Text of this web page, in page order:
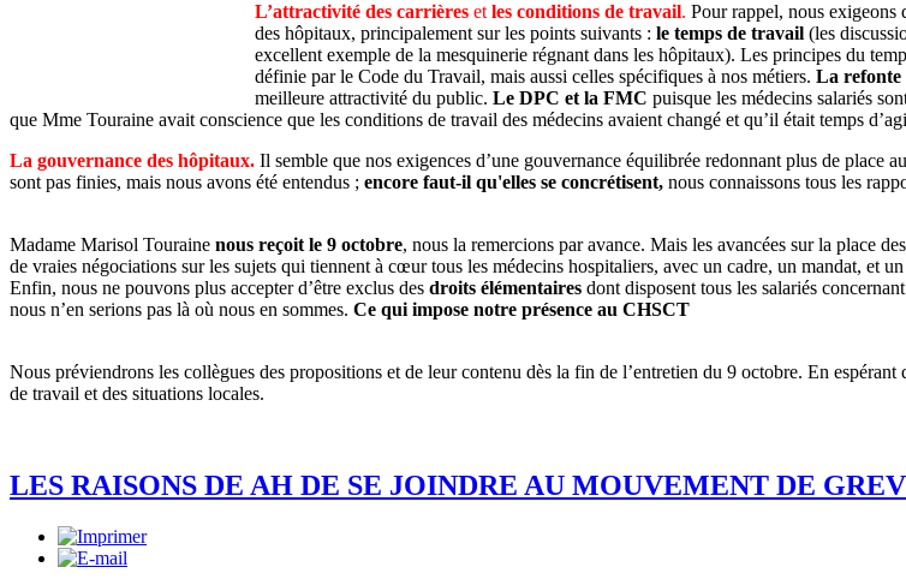
L’attractivité des carrières et les conditions de travail. Pour rappel, nous exigeons
des hôpitaux, principalement sur les points suivants : le temps de travail (les
excellent exemple de la mesquinerie régnant dans les hôpitaux). Les principes du
définie par le Code du Travail, mais aussi celles spécifiques à nos métiers. La refonte
meilleure attractivité du public. Le DPC et la FMC puisque les médecins salariés
que Mme Touraine avait conscience que les conditions de travail des médecins avaient changé et qu’il était temps
La gouvernance des hôpitaux. Il semble que nos exigences d’une gouvernance équilibrée redonnant plus de place
sont pas finies, mais nous avons été entendus ; encore faut-il qu'elles se concrétisent, nous connaissons tous les
Madame Marisol Touraine nous reçoit le 9 octobre, nous la remercions par avance. Mais les avancées sur la place
de vraies négociations sur les sujets qui tiennent à cœur tous les médecins hospitaliers, avec un cadre, un mandat, et
Enfin, nous ne pouvons plus accepter d’être exclus des droits élémentaires dont disposent tous les salariés
nous n’en serions pas là où nous en sommes. Ce qui impose notre présence au CHSCT
Nous préviendrons les collègues des propositions et de leur contenu dès la fin de l’entretien du 9 octobre. En
de travail et des situations locales.
LES RAISONS DE AH DE SE JOINDRE AU MOUVEMENT DE